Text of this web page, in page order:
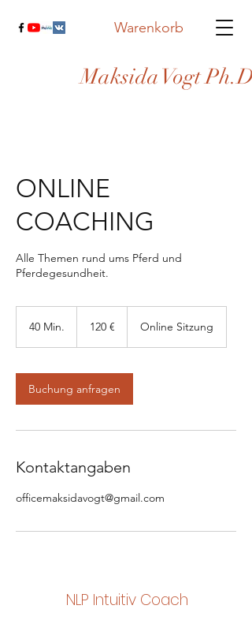
Warenkorb
Maksida Vogt Ph.D.
ONLINE
COACHING
Alle Themen rund ums Pferd und
Pferdegesundheit.
40 Min.
i
n
.
120 € Online Sitzung
Buchung anfragen
Kontaktangaben
officemaksidavogt@gmail.com
NLP Intuitiv Coach